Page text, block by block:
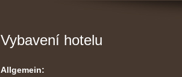
Vybavení hotelu
Allgemein: